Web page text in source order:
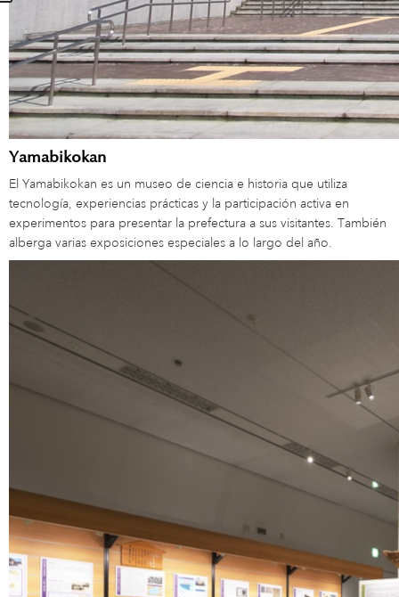
Yamabikokan
El Yamabikokan es un museo de ciencia e historia que utiliza
tecnología, experiencias prácticas y la participación activa en
experimentos para presentar la prefectura a sus visitantes. También
alberga varias exposiciones especiales a lo largo del año.